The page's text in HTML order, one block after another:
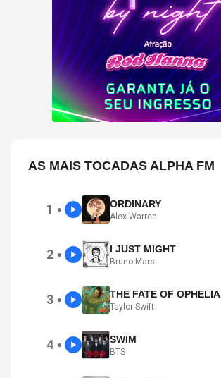
AS MAIS TOCADAS ALPHA FM
1 ● ORDINARY
Alex Warren
2 ● I JUST MIGHT
Bruno Mars
3 ● THE FATE OF OPHELIA
Taylor Swift
4 ● SWIM
BTS